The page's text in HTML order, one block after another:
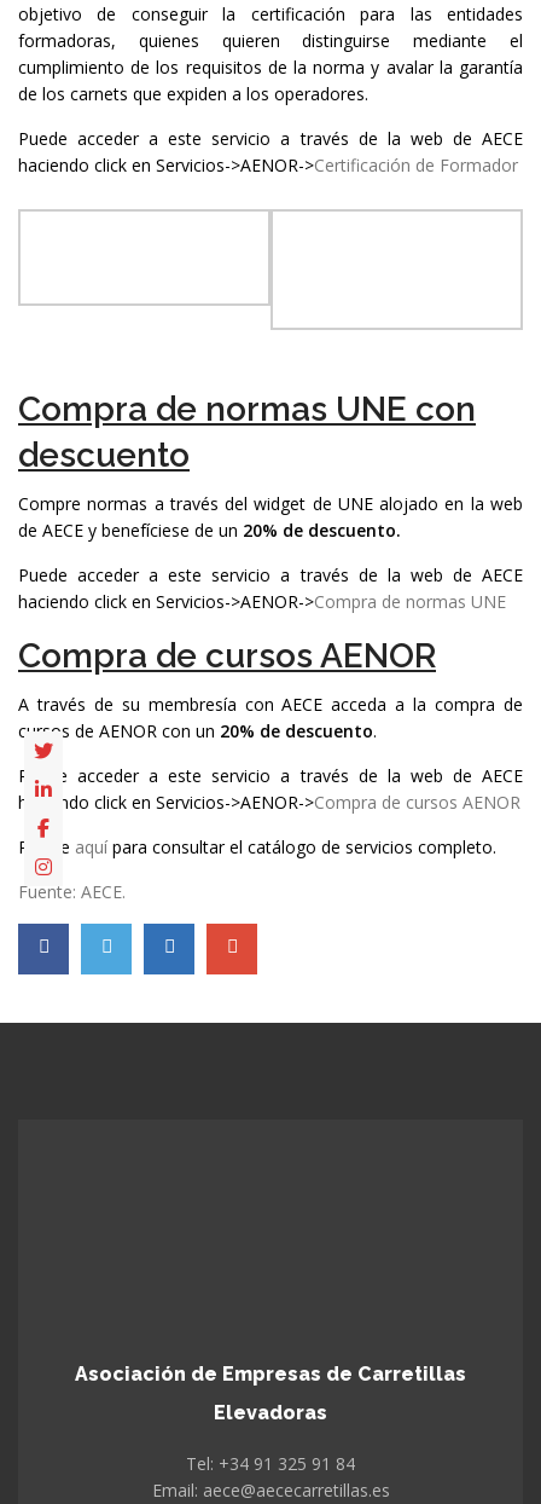
objetivo de conseguir la certificación para las entidades
formadoras, quienes quieren distinguirse mediante el
cumplimiento de los requisitos de la norma y avalar la garantía
de los carnets que expiden a los operadores.
Puede acceder a este servicio a través de la web de AECE
haciendo click en Servicios->AENOR->Certificación de Formador
Compra de normas UNE con
descuento
Compre normas a través del widget de UNE alojado en la web
de AECE y benefíciese de un 20% de descuento.
Puede acceder a este servicio a través de la web de AECE
haciendo click en Servicios->AENOR->Compra de normas UNE
Compra de cursos AENOR
A través de su membresía con AECE acceda a la compra de
cursos de AENOR con un 20% de descuento.
Puede acceder a este servicio a través de la web de AECE
haciendo click en Servicios->AENOR->Compra de cursos AENOR
Pinche aquí para consultar el catálogo de servicios completo.
Fuente: AECE.
Asociación de Empresas de Carretillas
Elevadoras
Tel: +34 91 325 91 84
Email: aece@aececarretillas.es